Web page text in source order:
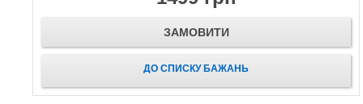
ЗАМОВИТИ
ДО СПИСКУ БАЖАНЬ